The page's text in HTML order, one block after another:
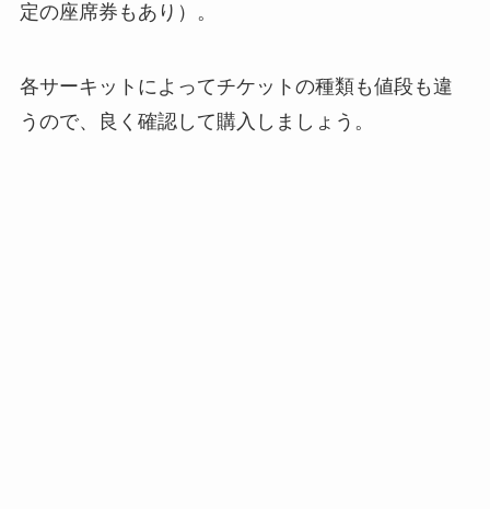
定の座席券もあり）。
各サーキットによってチケットの種類も値段も違
うので、良く確認して購入しましょう。